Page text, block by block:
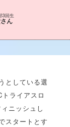
3回生
ん
としている選
ライアスロ
ニッシュし
スタートとす